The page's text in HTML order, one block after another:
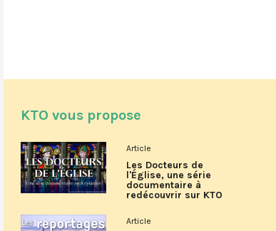
KTO vous propose
Article
Les Docteurs de
l'Église, une série
documentaire à
redécouvrir sur KTO
Article